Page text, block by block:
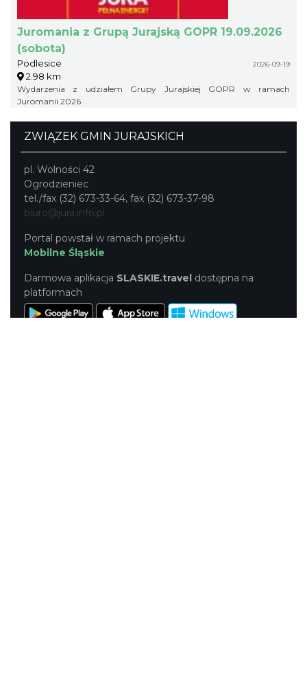
Juromania z Grupą Jurajską GOPR 19.09.2026
(sobota)
Podlesice 2026-09-19
2.98 km
Wydarzenia z udziałem Grupy Jurajskiej GOPR w ramach
Juromanii 2026.
ZWIĄZEK GMIN JURAJSKICH
pl. Wolności 42
Ogrodzieniec
tel./fax (32) 673-33-64, fax (32) 673-37-98
biuro@jura.info.pl
Portal powstał w ramach projektu
Mobilne Śląskie
Darmowa aplikacja SLASKIE.travel dostępna na
platformach